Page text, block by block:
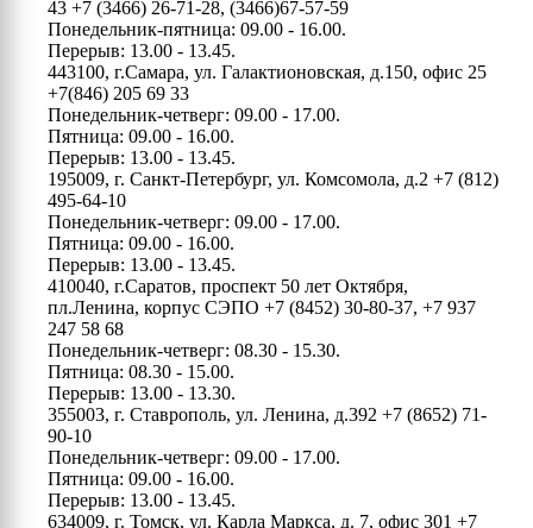
43 +7 (3466) 26-71-28, (3466)67-57-59
Понедельник-пятница: 09.00 - 16.00.
Перерыв: 13.00 - 13.45.
443100, г.Самара, ул. Галактионовская, д.150, офис 25
+7(846) 205 69 33
Понедельник-четверг: 09.00 - 17.00.
Пятница: 09.00 - 16.00.
Перерыв: 13.00 - 13.45.
195009, г. Санкт-Петербург, ул. Комсомола, д.2 +7 (812)
495-64-10
Понедельник-четверг: 09.00 - 17.00.
Пятница: 09.00 - 16.00.
Перерыв: 13.00 - 13.45.
410040, г.Саратов, проспект 50 лет Октября,
пл.Ленина, корпус СЭПО +7 (8452) 30-80-37, +7 937
247 58 68
Понедельник-четверг: 08.30 - 15.30.
Пятница: 08.30 - 15.00.
Перерыв: 13.00 - 13.30.
355003, г. Ставрополь, ул. Ленина, д.392 +7 (8652) 71-
90-10
Понедельник-четверг: 09.00 - 17.00.
Пятница: 09.00 - 16.00.
Перерыв: 13.00 - 13.45.
634009, г. Томск, ул. Карла Маркса, д. 7, офис 301 +7